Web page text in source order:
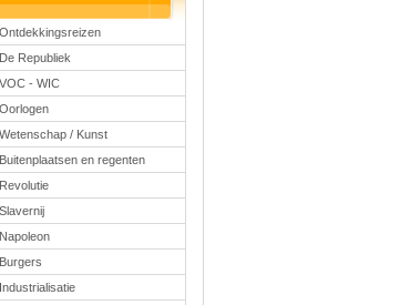
Republiek
- WIC
/ Kunst
en regenten